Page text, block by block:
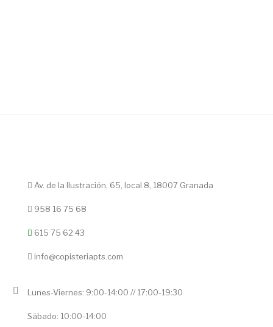
Av. de la Ilustración, 65, local 8, 18007 Granada
958 16 75 68
615 75 62 43
info@copisteriapts.com
Lunes-Viernes: 9:00-14:00 // 17:00-19:30
Sábado: 10:00-14:00